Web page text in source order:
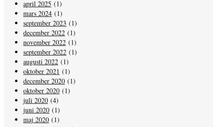
april 2025 (1)
mars 2024 (1)
september 2023 (1)
december 2022 (1)
november 2022 (1)
september 2022 (1)
augusti 2022 (1)
oktober 2021 (1)
december 2020 (1)
oktober 2020 (1)
juli 2020 (4)
juni 2020 (1)
maj 2020 (1)